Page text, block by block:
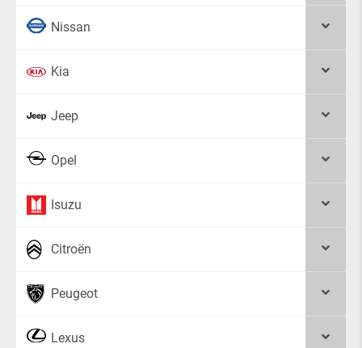
Nissan
Kia
Jeep
Opel
Isuzu
Citroën
Peugeot
Lexus